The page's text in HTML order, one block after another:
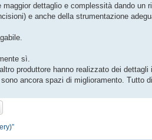
maggior dettaglio e complessità dando
e anche della strumentazione
sì.
produttore hanno realizzato dei
ancora spazi di miglioramento. Tutto